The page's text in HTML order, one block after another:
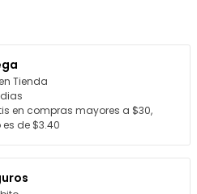
Tienda
dias
en compras mayores a $30,
de $3.40